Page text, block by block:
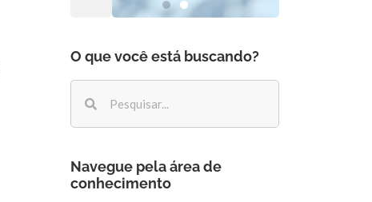
O que você está buscando?
Navegue pela área de
conhecimento